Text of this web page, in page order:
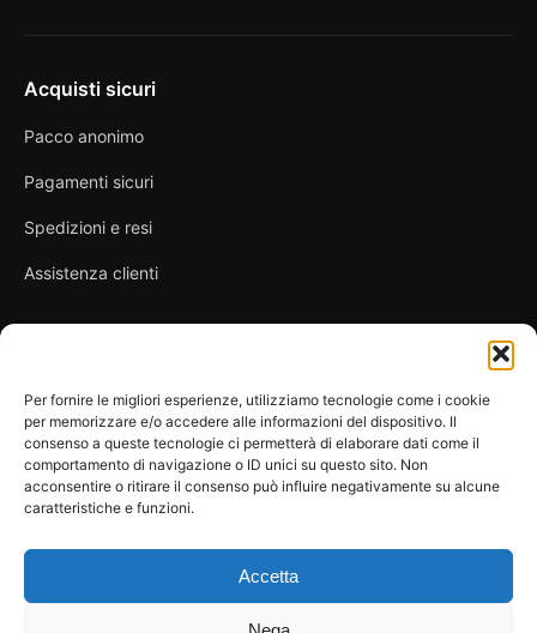
Per fornire le migliori esperienze, utilizziamo tecnologie come i cookie
per memorizzare e/o accedere alle informazioni del dispositivo. Il
consenso a queste tecnologie ci permetterà di elaborare dati come il
comportamento di navigazione o ID unici su questo sito. Non
acconsentire o ritirare il consenso può influire negativamente su alcune
caratteristiche e funzioni.
Accetta
Acquisti sicuri
Pacco anonimo
Pagamenti sicuri
Spedizioni e resi
Assistenza clienti
Privacy Policy
Condizioni di vendita